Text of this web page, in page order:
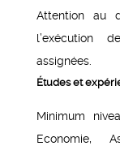
Attention au
l’exécution
assignées.
Études et
Minimum
Economie,